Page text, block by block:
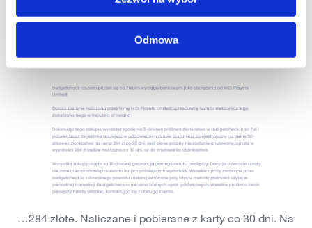
Odmowa
…284 złote. Naliczane i pobierane z karty co 30 dni. Na